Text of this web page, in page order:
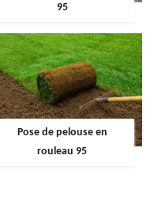
95
Pose de pelouse en
rouleau 95